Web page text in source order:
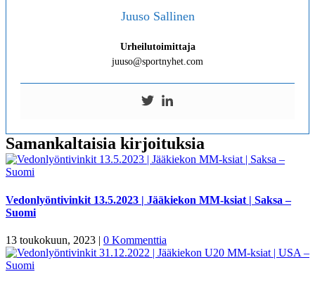
Juuso Sallinen
Urheilutoimittaja
juuso@sportnyhet.com
Samankaltaisia kirjoituksia
Vedonlyöntivinkit 13.5.2023 | Jääkiekon MM-ksiat | Saksa –
Suomi
13 toukokuun, 2023 | 0 Kommenttia